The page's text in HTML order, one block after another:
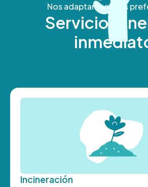
Nos adaptamos a tus
Servicio
Incineración